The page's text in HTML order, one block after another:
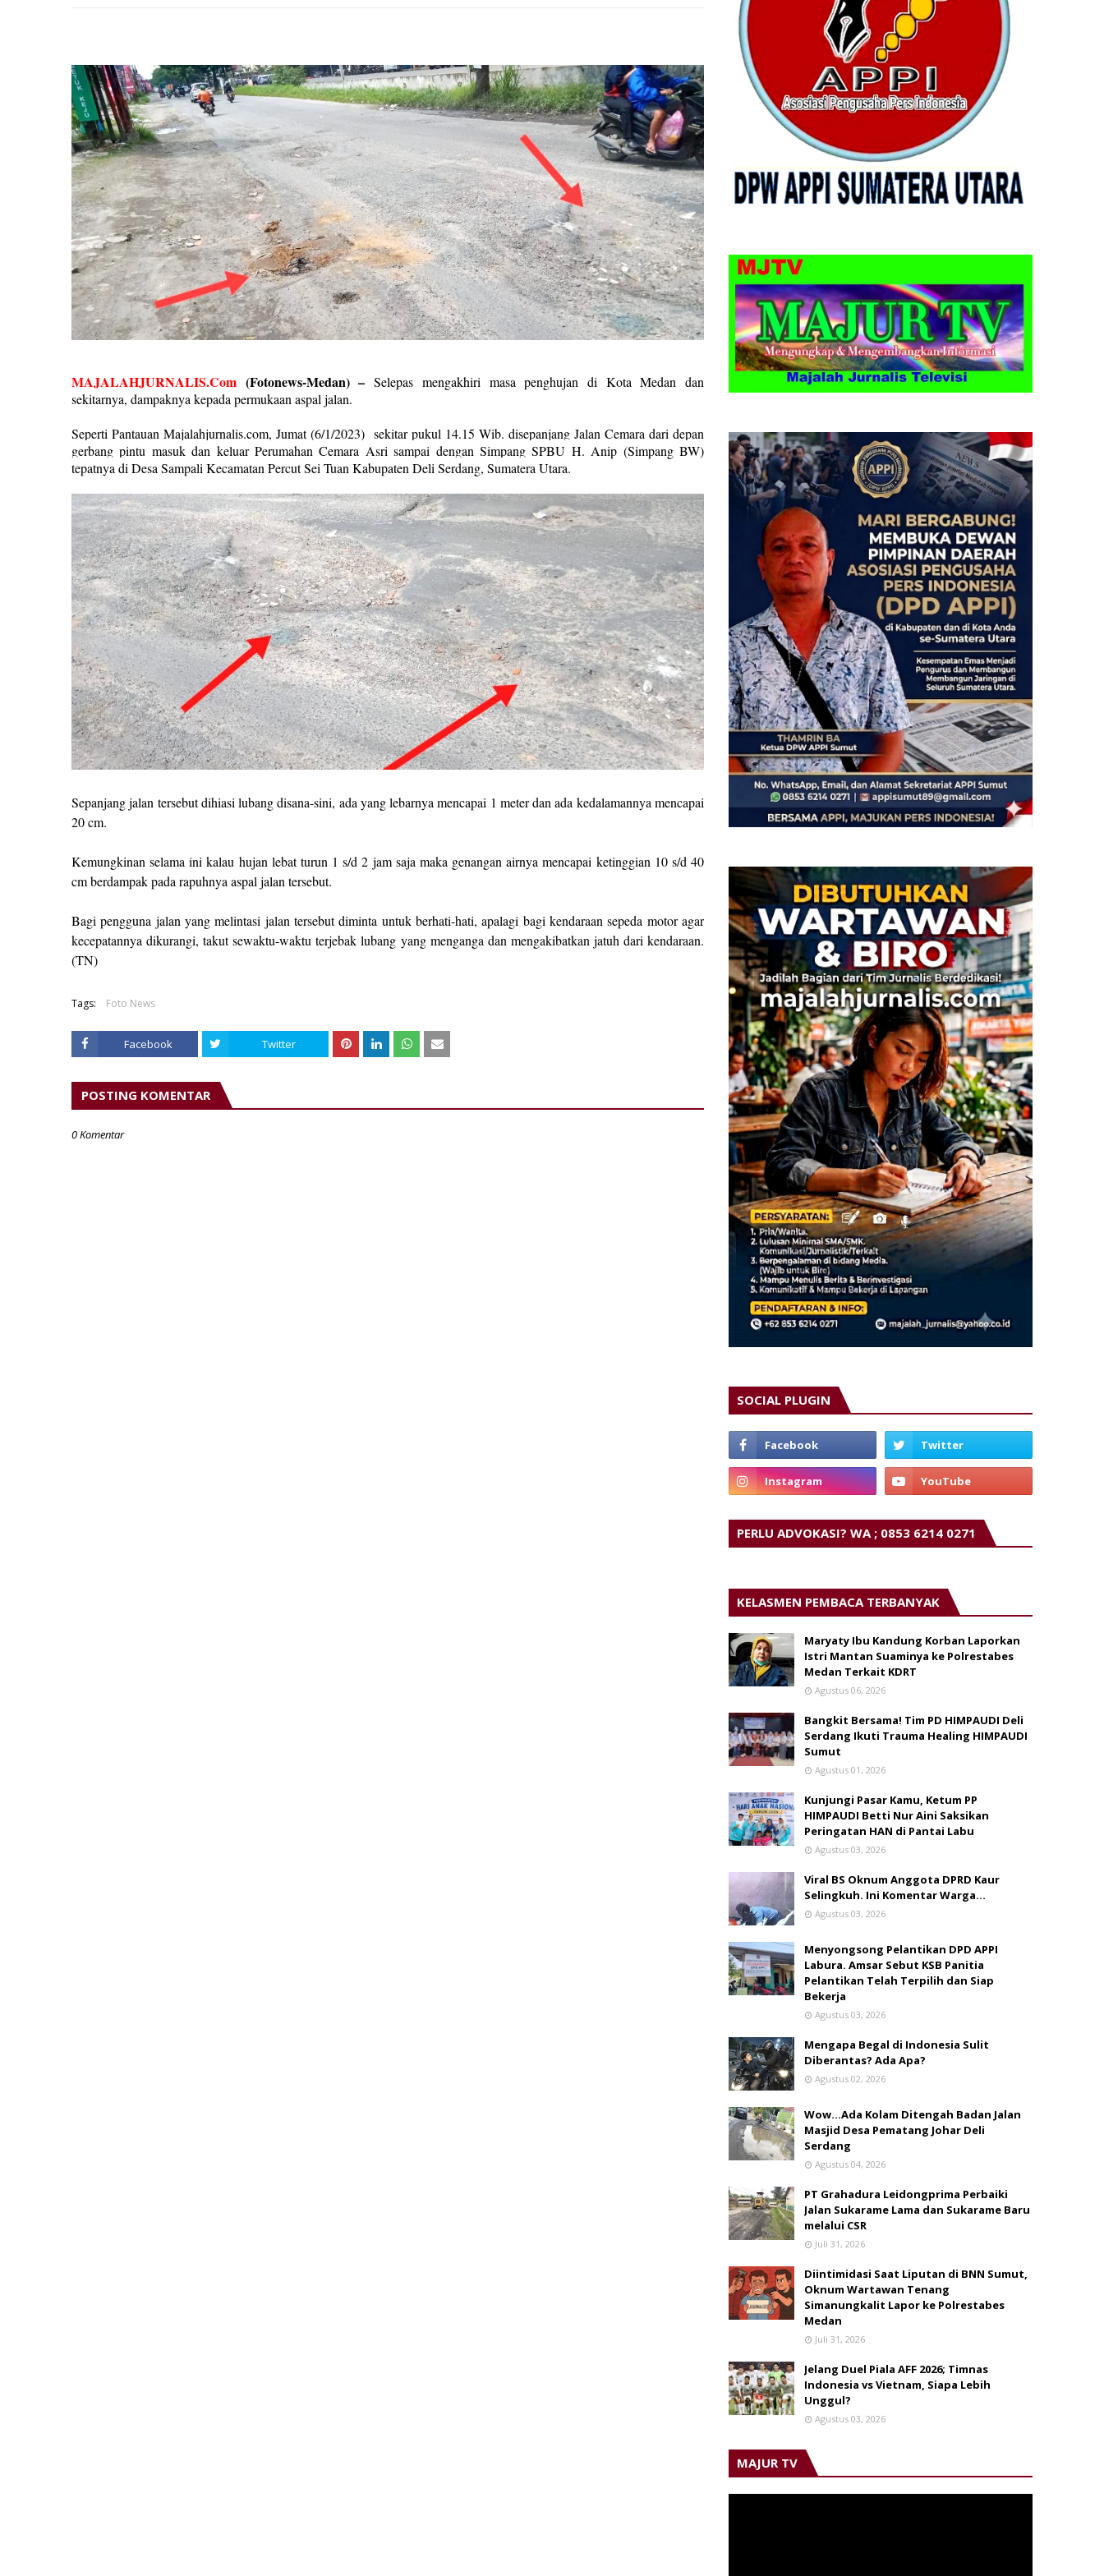
MAJALAHJURNALIS.Com (Fotonews-Medan) –Selepas mengakhiri masa penghujan di Kota Medan dan
sekitarnya, dampaknya kepada permukaan aspal jalan.
Seperti Pantauan Majalahjurnalis.com, Jumat (6/1/2023) sekitar pukul 14.15 Wib. disepanjang Jalan Cemara dari depan
gerbang pintu masuk dan keluar Perumahan Cemara Asri sampai dengan Simpang SPBU H. Anip (Simpang BW)
tepatnya di Desa Sampali Kecamatan Percut Sei Tuan Kabupaten Deli Serdang, Sumatera Utara.
Sepanjang jalan tersebut dihiasi lubang disana-sini, ada yang lebarnya mencapai 1 meter dan ada kedalamannya mencapai
20 cm.
Kemungkinan selama ini kalau hujan lebat turun 1 s/d 2 jam saja maka genangan airnya mencapai ketinggian 10 s/d 40
cm berdampak pada rapuhnya aspal jalan tersebut.
Bagi pengguna jalan yang melintasi jalan tersebut diminta untuk berhati-hati, apalagi bagi kendaraan sepeda motor agar
kecepatannya dikurangi, takut sewaktu-waktu terjebak lubang yang menganga dan mengakibatkan jatuh dari kendaraan.
(TN)
Tags: Foto News
Facebook Twitter
POSTING KOMENTAR
0 Komentar
SOCIAL PLUGIN
PERLU ADVOKASI? WA ; 0853 6214 0271
KELASMEN PEMBACA TERBANYAK
Maryaty Ibu Kandung Korban Laporkan
Istri Mantan Suaminya ke Polrestabes
Medan Terkait KDRT
Agustus 06, 2026
Bangkit Bersama! Tim PD HIMPAUDI Deli
Serdang Ikuti Trauma Healing HIMPAUDI
Sumut
Agustus 01, 2026
Kunjungi Pasar Kamu, Ketum PP
HIMPAUDI Betti Nur Aini Saksikan
Peringatan HAN di Pantai Labu
Agustus 03, 2026
Viral BS Oknum Anggota DPRD Kaur
Selingkuh. Ini Komentar Warga…
Agustus 03, 2026
Menyongsong Pelantikan DPD APPI
Labura. Amsar Sebut KSB Panitia
Pelantikan Telah Terpilih dan Siap
Bekerja
Agustus 03, 2026
Mengapa Begal di Indonesia Sulit
Diberantas? Ada Apa?
Agustus 02, 2026
Wow...Ada Kolam Ditengah Badan Jalan
Masjid Desa Pematang Johar Deli
Serdang
Agustus 04, 2026
PT Grahadura Leidongprima Perbaiki
Jalan Sukarame Lama dan Sukarame Baru
melalui CSR
Juli 31, 2026
Diintimidasi Saat Liputan di BNN Sumut,
Oknum Wartawan Tenang
Simanungkalit Lapor ke Polrestabes
Medan
Juli 31, 2026
Jelang Duel Piala AFF 2026; Timnas
Indonesia vs Vietnam, Siapa Lebih
Unggul?
Agustus 03, 2026
MAJUR TV